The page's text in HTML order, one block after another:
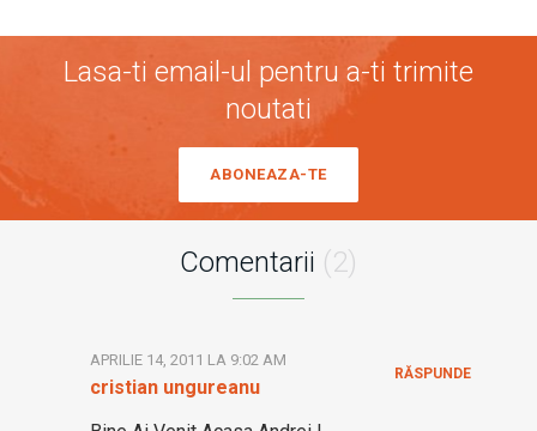
Lasa-ti email-ul pentru a-ti trimite
noutati
ABONEAZA-TE
Comentarii (2)
cristian ungureanu
APRILIE 14, 2011 LA 9:02 AM
RĂSPUNDE